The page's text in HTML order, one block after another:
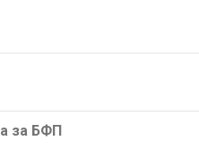
за БФП